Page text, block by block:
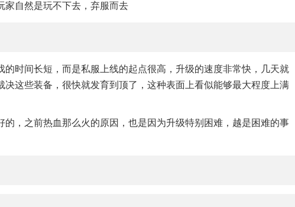
家自然是玩不下去，弃服而去
时间长短，而是私服上线的起点很高，升级的速度非常快，几天就
这些装备，很快就发育到顶了，这种表面上看似能够最大程度上满
，之前热血那么火的原因，也是因为升级特别困难，越是困难的事